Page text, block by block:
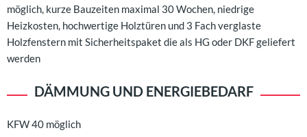
möglich, kurze Bauzeiten maximal 30 Wochen, niedrige
Heizkosten, hochwertige Holztüren und 3 Fach verglaste
Holzfenstern mit Sicherheitspaket die als HG oder DKF geliefert
werden
DÄMMUNG UND ENERGIEBEDARF
KFW 40 möglich